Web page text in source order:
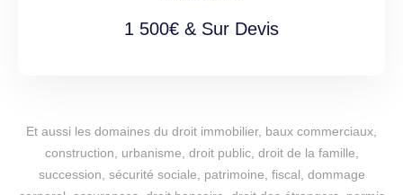
1 500€ & Sur Devis
Et aussi les domaines du droit immobilier, baux commerciaux,
construction, urbanisme, droit public, droit de la famille,
succession, sécurité sociale, patrimoine, fiscal, dommage